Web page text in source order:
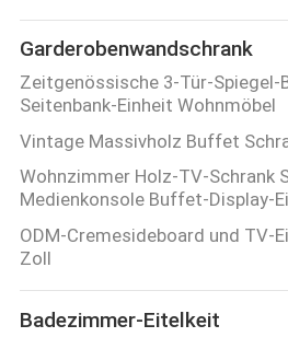
Garderobenwandschrank
Zeitgenössische 3-Tür-Spiegel-
Seitenbank-Einheit Wohnmöbel
Vintage Massivholz Buffet
Wohnzimmer Holz-TV-Schrank
Medienkonsole Buffet-Display-
ODM-Cremesideboard und TV-
Zoll
Badezimmer-Eitelkeit